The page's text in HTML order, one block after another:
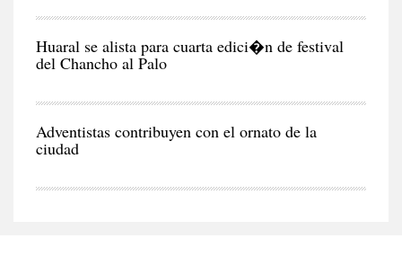
Huaral se alista para cuarta edici�n de festival
del Chancho al Palo
Adventistas contribuyen con el ornato de la
ciudad